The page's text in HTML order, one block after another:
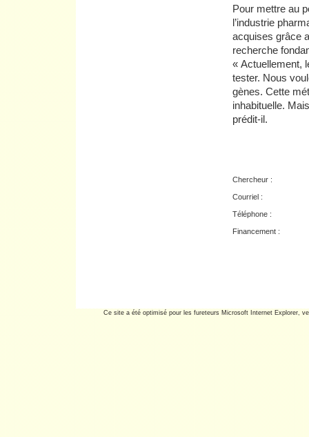
Pour mettre au
l’industrie
acquises grâce
recherche
« Actuellement,
tester. Nous
gènes. Cette
inhabituelle.
prédit-il.
Chercheur :
Courriel :
Téléphone :
Financement :
Ce site a été optimisé pour les fureteurs Microsoft Internet Explorer,